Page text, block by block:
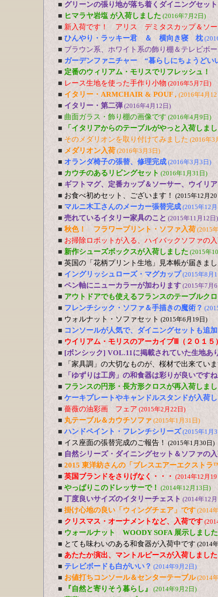
■ グリーンの張り地が落ち着くダイニングセッ
■ ヒマラヤ岩塩 が入荷しました (2016年7月2日)
■ 新入荷です！ アリス デミタスカップ＆ソ
■ ひんやり・ラッキー君 ＆ 横向き寝 枕
■ ブラウン系、ホワイト系の飾り棚＆テレビボ
■ ガーデンファニチャー “暮らしにちょうど
■ 定番のウィリアム・モリスでリフレッシュ！
■ レース生地を使った手作り小物 (2016年5月7日)
■ イタリー・ARMCHAIR & POUF , (2016年4月
■ イタリー・第二弾 (2016年4月12日)
■ 曲面ガラス・飾り棚の画像です (2016年4月9日)
■
「イタリアからのテーブルがやっと入荷しま
■ そのメダリオンを取り付けてみました (2016年3
■ メダリオン入荷 (2016年3月3日)
■ オランダ椅子の張替、修理完成 (2016年3月3日)
■ カウチのあるリビングセット (2016年1月31日)
■ ギフトマグ、定番カップ＆ソーサー、ウイリ
■ お食べ初めセット、ございます！ (2015年12月
■ マルニ木工さんのメーカー張替完成 (2015年12
■ 売れているイタリー家具のこと (2015年11月12日)
■ 秋色！ フラワープリント・ソファ入荷 (2015
■ お掃除ロボットが入る、ハイバックソファの
■ 新作シューズボックスが入荷しました (2015年
■ 英国の「花柄プリント生地」見本帳が届きま
■ イングリッシュローズ・マグカップ (2015年8月
■ ペン軸にニューカラーが加わります (2015年7月
■ アウトドアでも使えるフランスのテーブルク
■ フレンチシック・ソファ＆手描きの魔術？
■ ウォルナット・ソファセット (2015年6月19日)
■ コンソールが人気で、ダイニングセットも追
■ ウイリアム・モリスのアーカイブⅢ（２０１５
■ [ボンシック] VOL.11に掲載されていた生地あ
■
「家具調」の大切なものが、桜材で出来てい
■
「ゆずりは工房」の和食器は彩りが良いです
■ フランスの円形・長方形クロスが再入荷しま
■ ケーキプレートやキャンドルスタンドが入荷
■ 薔薇の油彩画 フェア (2015年2月22日)
■ 丸テーブル＆カウチソファ (2015年1月31日)
■ ハンドペイント・フレンチシリーズ (2015年1月
■ イス座面の張替完成のご報告！ (2015年1月30日)
■ 自然シリーズ・ダイニングセット＆ソファの
■ 2015 東洋紡さんの「ブレスエアーエクスト
■ 英国ブランドをさりげなく・・・ (2014年12月
■ やっぱりこのドレッサーで！ (2014年12月13日)
■ 丁度良いサイズのイタリーチェスト (2014年12
■ 掛け心地の良い「ウィングチェア」です (2014
■ クリスマス・オーナメントなど、入荷です
■ ウォールナット WOODY SOFA 展示しました
■ とても味わいのある和食器が入荷中です (2014
■ あたたか演出、マントルピースが入荷しまし
■ テレビボードも白がいい？ (2014年9月2日)
■ お値打ちコンソール＆センターテーブル(2014
■ 『自然と寄りそう暮らし』 (2014年9月2日)